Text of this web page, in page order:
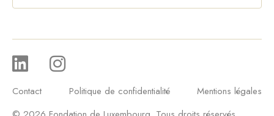
Contact Politique de confidentialité
Mentions légales